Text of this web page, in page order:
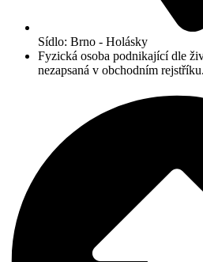
Sídlo: Brno - Holásky
Fyzická osoba podnikající dle
nezapsaná v obchodním rejstříku.